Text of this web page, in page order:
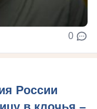
0
России